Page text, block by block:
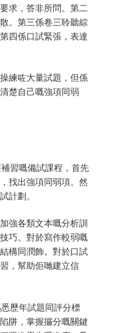
求，答非所問。第二
。第三係卷三聆聽綜
四係口試緊張，表達
練咗大量試題，但係
楚自己嘅強項同弱
習嘅備試課程，首先
找出強項同弱項。然
計劃。
強各類文本嘅分析訓
巧。對於寫作較弱嘅
構同潤飾。對於口試
，幫助佢哋建立信
歷年試題同評分標
阱，掌握攞分嘅關鍵